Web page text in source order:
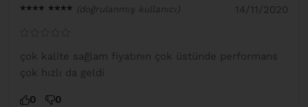
**** **** (doğrulanmış kullanıcı) 14/11/2020
çok kalite sağlam fiyatının çok üstünde performans
çok hızlı da geldi
0 0